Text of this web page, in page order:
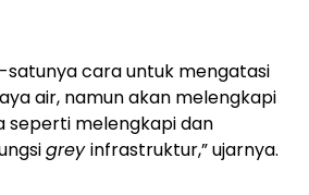
satunya cara untuk mengatasi
air, namun akan melengkapi
seperti melengkapi dan
greyinfrastruktur,” ujarnya.